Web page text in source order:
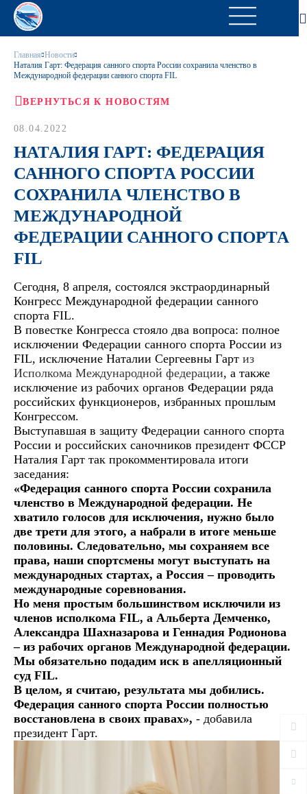
Главная Новости
Наталия Гарт: Федерация санного спорта России сохранила членство в
Международной федерации санного спорта FIL
ВЕРНУТЬСЯ К НОВОСТЯМ
08.04.2022
НАТАЛИЯ ГАРТ: ФЕДЕРАЦИЯ
САННОГО СПОРТА РОССИИ
СОХРАНИЛА ЧЛЕНСТВО В
МЕЖДУНАРОДНОЙ
ФЕДЕРАЦИИ САННОГО СПОРТА
FIL
Сегодня, 8 апреля, состоялся экстраординарный
Конгресс Международной федерации санного
спорта FIL.
В повестке Конгресса стояло два вопроса: полное
исключении Федерации санного спорта России из
FIL, исключение Наталии Сергеевны Гарт из
Исполкома Международной федерации, а также
исключение из рабочих органов Федерации ряда
российских функционеров, избранных прошлым
Конгрессом.
Выступавшая в защиту Федерации санного спорта
России и российских саночников президент ФССР
Наталия Гарт так прокомментировала итоги
заседания:
«Федерация санного спорта России сохранила
членство в Международной федерации. Не
хватило голосов для исключения, нужно было
две трети для этого, а набрали в итоге меньше
половины. Следовательно, мы сохраняем все
права, наши спортсмены могут выступать на
международных стартах, а Россия – проводить
международные соревнования.
Но меня простым большинством исключили из
членов исполкома FIL, а Альберта Демченко,
Александра Шахназарова и Геннадия Родионова
– из рабочих органов Международной федерации.
Мы обязательно подадим иск в апелляционный
суд FIL.
В целом, я считаю, результата мы добились.
Федерация санного спорта России полностью
восстановлена в своих правах», - добавила
президент Гарт.